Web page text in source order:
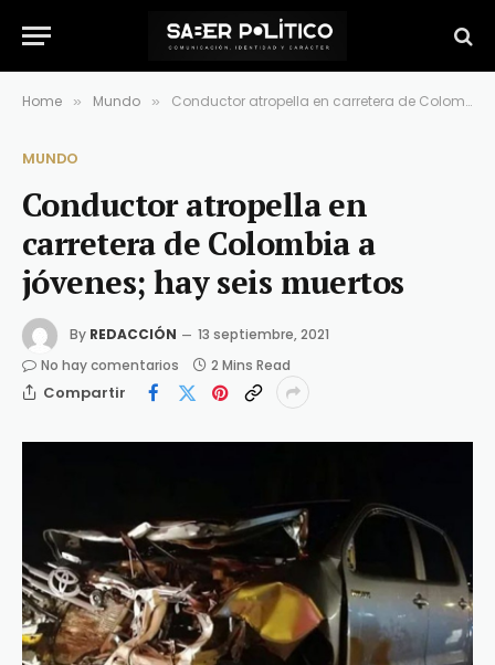
Home » Mundo » Conductor atropella en carretera de Colombia a jóvenes; hay seis muertos
MUNDO
Conductor atropella en
carretera de Colombia a
jóvenes; hay seis muertos
By REDACCIÓN
13 septiembre, 2021
No hay comentarios
2 Mins Read
Compartir